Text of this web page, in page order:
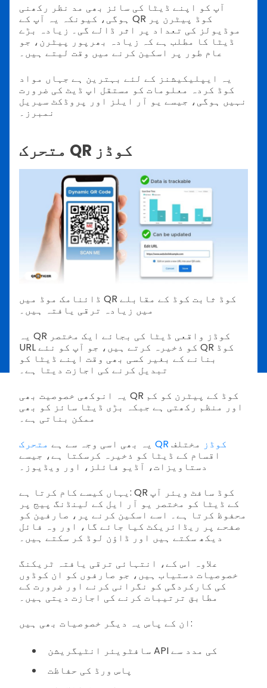
آپ کو اپنے ڈیٹا کی سائز بھی مد نظر رکھنی
ہوگی، کیونکہ یہ آپ کے QR کوڈ پیٹرن پر
موڈیولز کی تعداد پر اثر ڈالے گی۔ زیادہ بڑے
ڈیٹا کا مطلب ہے کہ زیادہ بھرپور پیٹرن، جو
عام طور پر اسکین کرنے میں وقت لیتے ہیں۔
یہ ایپلیکیشنز کے لئے بہترین ہے جہاں مواد
کوڈ کردہ معلومات کو مستقل اپ ڈیٹ کی ضرورت
نہیں ہوگی، جیسے یو آر ایلز اور پروڈکٹ سیریل
نمبرز۔
متحرک QR کوڈز
ڈائنامک موڈ میں QR کوڈ ثابت کوڈ کے مقابلے
میں زیادہ ترقی یافتہ ہیں۔
یہ QR کوڈز واقعی ڈیٹا کی بجائے ایک مختصر
URL کو ذخیرہ کرتے ہیں، جو آپ کو نئے QR کوڈ
بنانے کے بغیر کسی بھی وقت اپنے ڈیٹا کو
تبدیل کرنے کی اجازت دیتا ہے۔
یہ انوکھی خصوصیت بھی QR کوڈ کے پیٹرن کو کم
اور منظم رکھتی ہے جبکہ بڑی ڈیٹا سائز کو بھی
ممکن بناتی ہے۔
یہ بھی اسی وجہ سے ہے
متحرک QR کوڈز مختلف
اقسام کے ڈیٹا کو ذخیرہ کرسکتا ہے، جیسے
دستاویزات، آڈیو فائلز، اور ویڈیوز۔
یہاں کیسے کام کرتا ہے: QR کوڈ سافٹ ویئر آپ
کے ڈیٹا کو مختصر یو آر ایل کے لینڈنگ پیج پر
محفوظ کرتا ہے۔ اسے اسکین کرنے پر، صارفین کو
صفحے پر ریڈائریکٹ کیا جائے گا، اور وہ فائل
دیکھ سکتے ہیں اور ڈاؤن لوڈ کر سکتے ہیں۔
علاوہ اس کے، انتہائی ترقی یافتہ ٹریکنگ
خصوصیات دستیاب ہیں، جو صارفوں کو ان کوڈوں
کی کارکردگی کو نگرانی کرنے اور ضرورت کے
مطابق ترتیبات کرنے کی اجازت دیتی ہیں۔
ان کے پاس یہ دیگر خصوصیات بھی ہیں:
سافٹویئر انٹیگریشن API کی مدد سے
پاس ورڈ کی حفاظت